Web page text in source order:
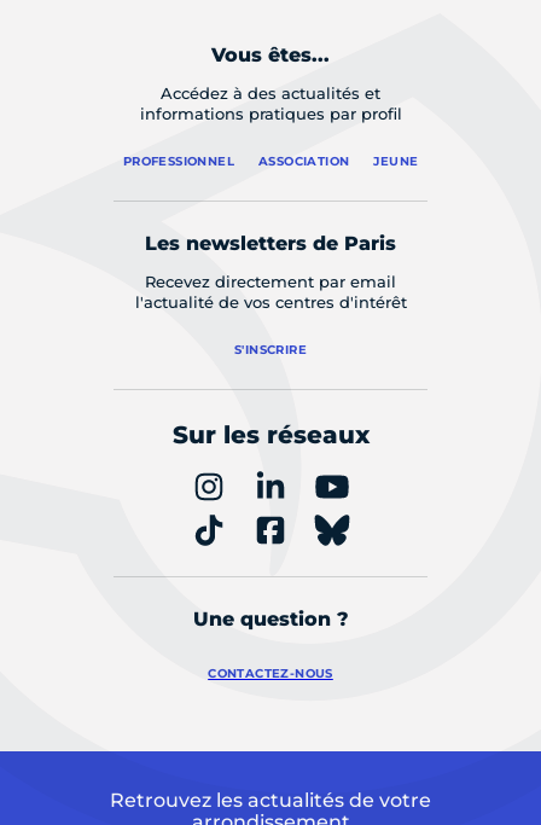
Vous êtes...
Accédez à des actualités et
informations pratiques par profil
PROFESSIONNEL ASSOCIATION JEUNE
Les newsletters de Paris
Recevez directement par email
l'actualité de vos centres d'intérêt
S'INSCRIRE
Sur les réseaux
Une question ?
CONTACTEZ-NOUS
Retrouvez les actualités de votre